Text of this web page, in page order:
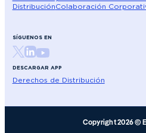
DistribuciónColaboración
SÍGUENOS EN
DESCARGAR APP
Derechos de Distribución
Copyright 2026 ©